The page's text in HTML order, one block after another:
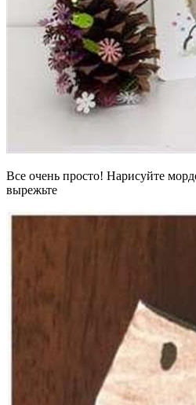
Все очень просто! Нарисуйте
вырежьте